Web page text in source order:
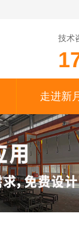
技术
走进新月